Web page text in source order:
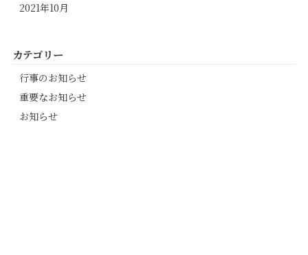
2021年10月
カテゴリー
行事のお知らせ
重要なお知らせ
お知らせ